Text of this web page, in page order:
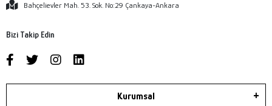
Bahçelievler Mah. 53. Sok. No:29 Çankaya-Ankara
Bizi Takip Edin
Kurumsal